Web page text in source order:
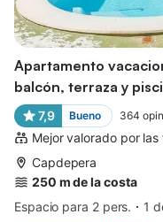
Apartamento
balcón, terraza y
7,9 Bueno 364
Mejor valorado por las
Capdepera
250 m de la costa
Espacio para 2 pers.
1